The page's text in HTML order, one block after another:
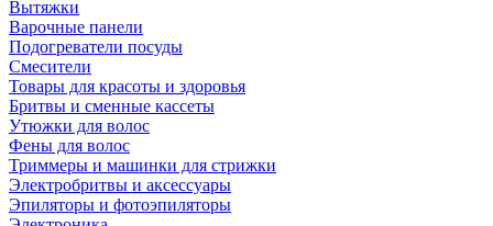
Вытяжки
Варочные панели
Подогреватели посуды
Смесители
Товары для красоты и здоровья
Бритвы и сменные кассеты
Утюжки для волос
Фены для волос
Триммеры и машинки для стрижки
Электробритвы и аксессуары
Эпиляторы и фотоэпиляторы